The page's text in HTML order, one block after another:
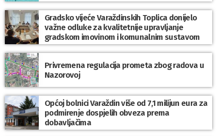
Gradsko vijeće Varaždinskih Toplica donijelo
važne odluke za kvalitetnije upravljanje
gradskom imovinom i komunalnim sustavom
Privremena regulacija prometa zbog radova u
Nazorovoj
Općoj bolnici Varaždin više od 7,1 milijun eura za
podmirenje dospjelih obveza prema
dobavljačima